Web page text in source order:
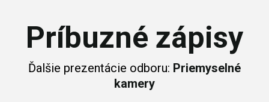
Príbuzné zápisy
Ďalšie prezentácie odboru: Priemyselné
kamery